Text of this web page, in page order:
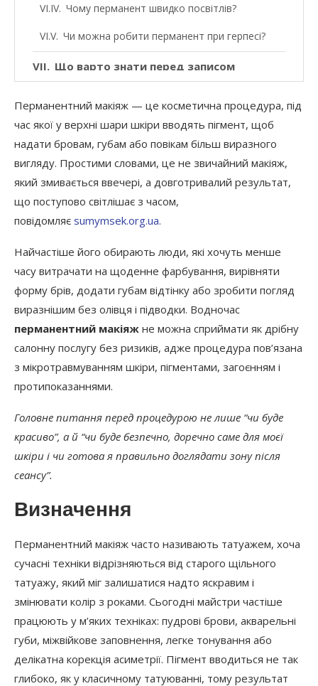
Чому перманент швидко посвітлів?
Чи можна робити перманент при герпесі?
Що варто знати перед записом
Перманентний макіяж — це косметична процедура, під
час якої у верхні шари шкіри вводять пігмент, щоб
надати бровам, губам або повікам більш виразного
вигляду. Простими словами, це не звичайний макіяж,
який змивається ввечері, а довготривалий результат,
що поступово світлішає з часом,
повідомляє sumymsek.org.ua.
Найчастіше його обирають люди, які хочуть менше
часу витрачати на щоденне фарбування, вирівняти
форму брів, додати губам відтінку або зробити погляд
виразнішим без олівця і підводки. Водночас
перманентний макіяж не можна сприймати як дрібну
салонну послугу без ризиків, адже процедура пов’язана
з мікротравмуванням шкіри, пігментами, загоєнням і
протипоказаннями.
Головне питання перед процедурою не лише “чи буде
красиво”, а й “чи буде безпечно, доречно саме для моєї
шкіри і чи готова я правильно доглядати зону після
сеансу”.
Визначення
Перманентний макіяж часто називають татуажем, хоча
сучасні техніки відрізняються від старого щільного
татуажу, який міг залишатися надто яскравим і
змінювати колір з роками. Сьогодні майстри частіше
працюють у м’яких техніках: пудрові брови, акварельні
губи, міжвійкове заповнення, легке тонування або
делікатна корекція асиметрії. Пігмент вводиться не так
глибоко, як у класичному татуюванні, тому результат